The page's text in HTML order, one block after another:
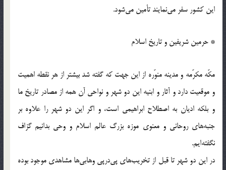
این کشور سفر می‎نمایند تأمین می‎شود.
* حرمین شریفین و تاریخ اسلام
مکّه مکرّمه و مدینه منوّره از این جهت که گفته شد بیشتر از هر نقطه اهمیت
و موقعیت دارد و آثار و ابنیه این دو شهر و نواحی آن همه از مصادر تاریخ ما
و بلکه ادیان به اصطلاح ابراهیمی است، و اگر این دو شهر را علاوه بر
جنبه‎های روحانی و معنوی موزه بزرگ عالم اسلام و وحی بدانیم گزاف
نگفته‎ایم.
در این دو شهر تا قبل از تخریب‌های پی‎درپی وهابی‎ها مشاهدی موجود بوده